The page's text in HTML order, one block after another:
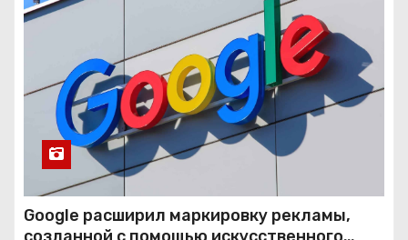
Google расширил маркировку рекламы,